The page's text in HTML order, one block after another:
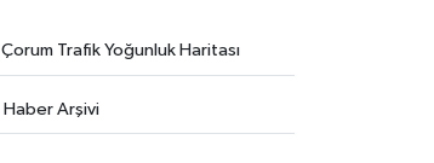
Çorum Trafik Yoğunluk Haritası
Haber Arşivi